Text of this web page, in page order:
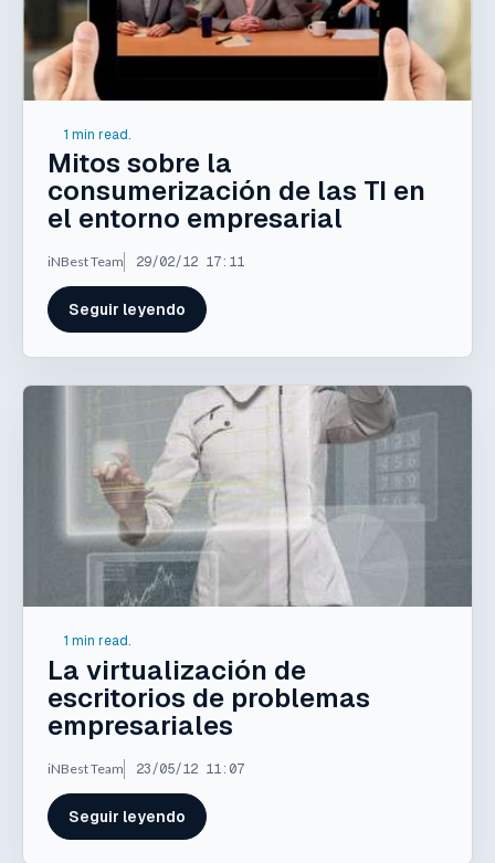
1 min read.
Mitos sobre la
consumerización de las TI en
el entorno empresarial
iNBest Team 29/02/12 17:11
Seguir leyendo
1 min read.
La virtualización de
escritorios de problemas
empresariales
iNBest Team 23/05/12 11:07
Seguir leyendo